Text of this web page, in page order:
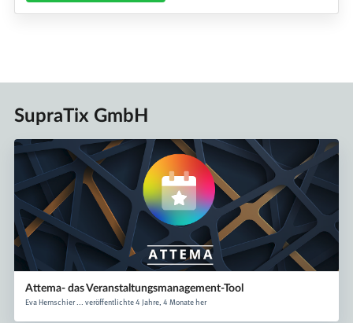
SupraTix GmbH
Attema- das Veranstaltungsmanagement-Tool
Eva Hernschier ... veröffentlichte 4 Jahre, 4 Monate her